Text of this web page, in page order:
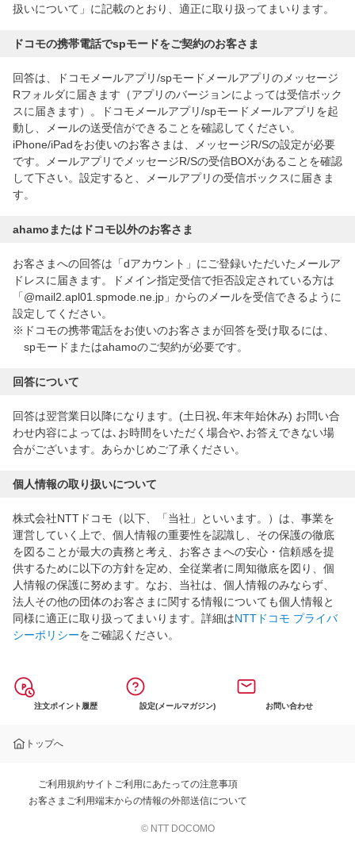
扱いについて」に記載のとおり、適正に取り扱ってまいります。
ドコモの携帯電話でspモードをご契約のお客さま
回答は、ドコモメールアプリ/spモードメールアプリのメッセージ
Rフォルダに届きます（アプリのバージョンによっては受信ボック
スに届きます）。ドコモメールアプリ/spモードメールアプリを起
動し、メールの送受信ができることを確認してください。
iPhone/iPadをお使いのお客さまは、メッセージR/Sの設定が必要
です。メールアプリでメッセージR/Sの受信BOXがあることを確認
して下さい。設定すると、メールアプリの受信ボックスに届きま
す。
ahamoまたはドコモ以外のお客さま
お客さまへの回答は「dアカウント」にご登録いただいたメールア
ドレスに届きます。ドメイン指定受信で拒否設定されている方は
「@mail2.apl01.spmode.ne.jp」からのメールを受信できるように
設定してください。
※ドコモの携帯電話をお使いのお客さまが回答を受け取るには、
spモードまたはahamoのご契約が必要です。
回答について
回答は翌営業日以降になります。(土日祝､年末年始休み) お問い合
わせ内容によっては､お時間をいただく場合や､お答えできない場
合がございます。あらかじめご了承ください。
個人情報の取り扱いについて
株式会社NTTドコモ（以下、「当社」といいます。）は、事業を
運営していく上で、個人情報の重要性を認識し、その保護の徹底
を図ることが最大の責務と考え、お客さまへの安心・信頼感を提
供するために以下の方針を定め、全従業者に周知徹底を図り、個
人情報の保護に努めます。なお、当社は、個人情報のみならず、
法人その他の団体のお客さまに関する情報についても個人情報と
同様に適正に取り扱ってまいります。詳細はNTTドコモ プライバ
シーポリシーをご確認ください。
注文ポイント履歴 設定(メールマガジン) お問い合わせ
トップへ
ご利用規約サイトご利用にあたっての注意事項
お客さまご利用端末からの情報の外部送信について
© NTT DOCOMO